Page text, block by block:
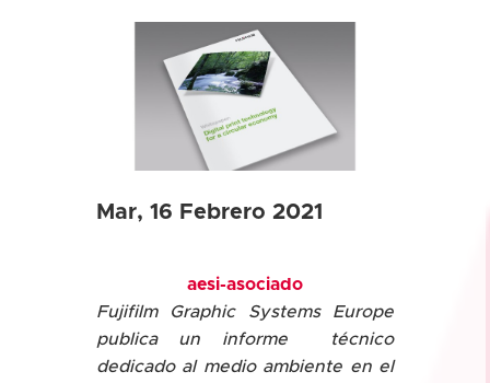
Mar, 16 Febrero 2021
aesi-asociado
Fujifilm Graphic Systems Europe
publica un informe técnico
dedicado al medio ambiente en el